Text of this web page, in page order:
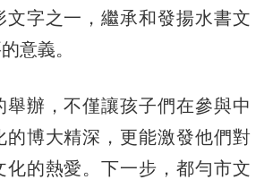
文字之一，繼承和發揚水書文
意義。
辦，不僅讓孩子們在參與中
的博大精深，更能激發他們對
化的熱愛。下一步，都勻市文